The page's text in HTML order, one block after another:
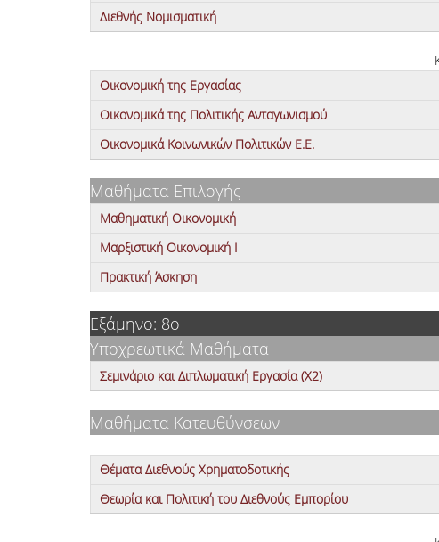
Διεθνής Νομισματική
Οικονομική της Εργασίας
Οικονομικά της Πολιτικής Ανταγωνισμού
Οικονομικά Κοινωνικών Πολιτικών Ε.Ε.
Μαθήματα Επιλογής
Μαθηματική Οικονομική
Μαρξιστική Οικονομική Ι
Πρακτική Άσκηση
Εξάμηνο: 8o
Υποχρεωτικά Μαθήματα
Σεμινάριο και Διπλωματική Εργασία (X2)
Μαθήματα Κατευθύνσεων
Θέματα Διεθνούς Χρηματοδοτικής
Θεωρία και Πολιτική του Διεθνούς Εμπορίου